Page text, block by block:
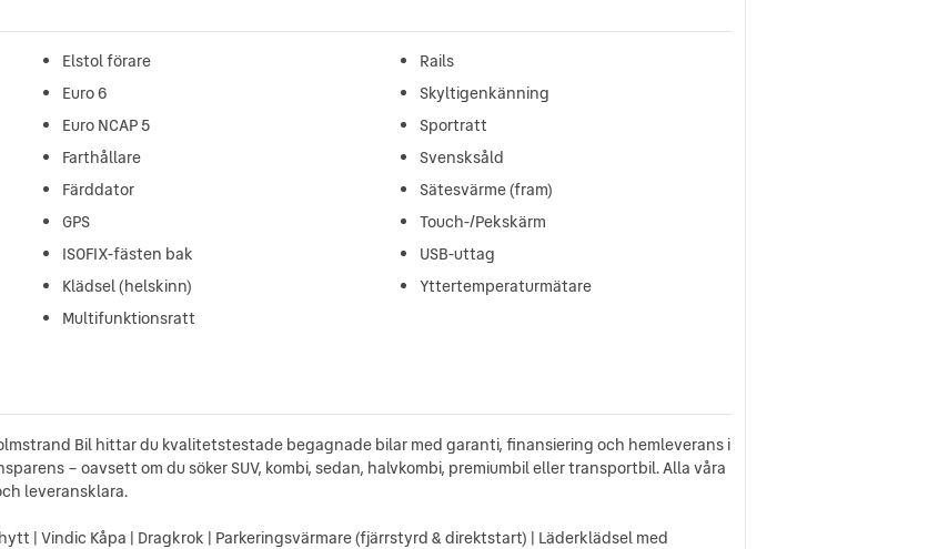
Elstol förare
Euro 6
Euro NCAP 5
Farthållare
Färddator
GPS
ISOFIX-fästen bak
Klädsel (helskinn)
Multifunktionsratt
Rails
Skyltigenkänning
Sportratt
Svensksåld
Sätesvärme (fram)
Touch-/Pekskärm
USB-uttag
Yttertemperaturmätare
Bil hittar du kvalitetstestade begagnade bilar med garanti, finansiering och hemleverans i
– oavsett om du söker SUV, kombi, sedan, halvkombi, premiumbil eller transportbil. Alla våra
leveransklara.
| Vindic Kåpa | Dragkrok | Parkeringsvärmare (fjärrstyrd & direktstart) | Läderklädsel med